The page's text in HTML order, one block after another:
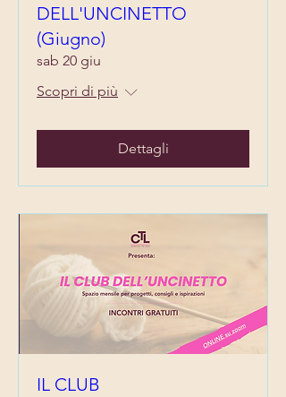
DELL'UNCINETTO
(Giugno)
sab 20 giu
Scopri di più
Dettagli
IL CLUB